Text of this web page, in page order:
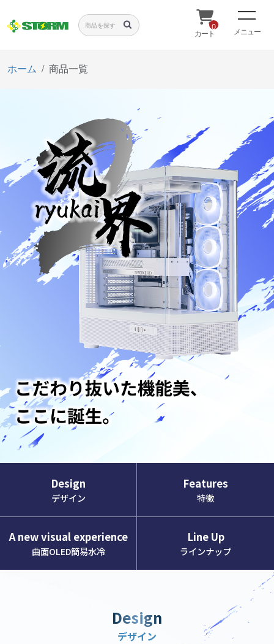
0
カート メニュー
ホーム 商品一覧
Design
デザイン
Features
特徴
A new visual experience
曲面OLED簡易水冷
Line Up
ラインナップ
Design
デザイン